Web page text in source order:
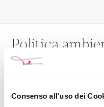
Consenso all'uso dei
Politica
collaboratori, ritenendolo